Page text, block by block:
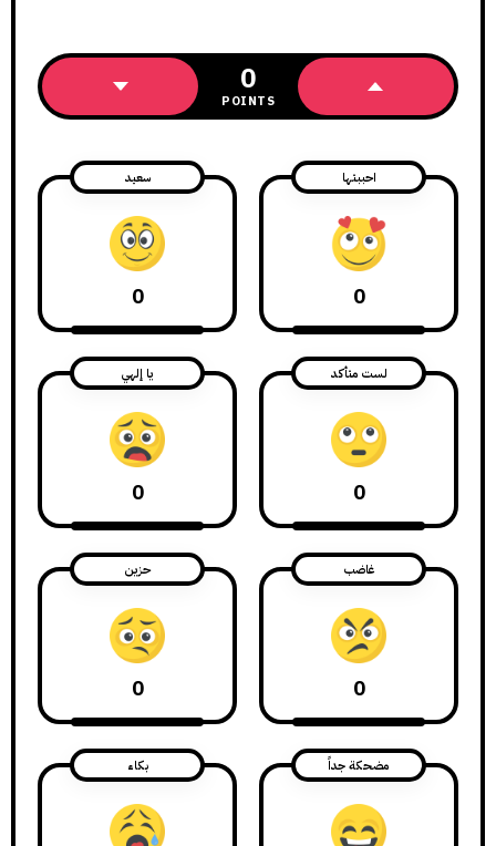
0
POINTS
احببتها
0
سعيد
0
لست متأكد
0
يا إلهي
0
غاضب
0
حزين
0
مضحكة جداً بكاء